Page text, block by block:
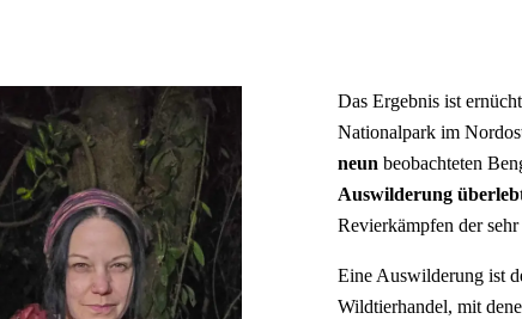
Das Ergebnis ist
Nationalpark im
neun beobachteten
Auswilderung
Revierkämpfen der
Eine Auswilderung ist
Wildtierhandel, mit